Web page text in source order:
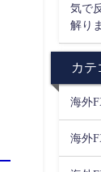
気で
解り
カテ
海外
海外